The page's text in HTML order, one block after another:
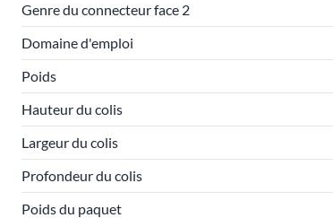
Genre du connecteur face 2
Domaine d'emploi
Poids
Hauteur du colis
Largeur du colis
Profondeur du colis
Poids du paquet